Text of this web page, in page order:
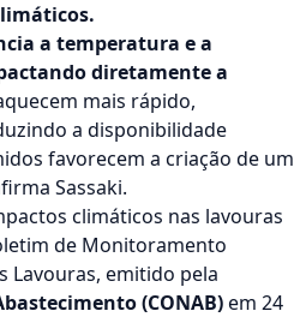
a temperatura e a
diretamente a
mais rápido,
a disponibilidade
favorecem a criação de um
Sassaki.
climáticos nas lavouras
de Monitoramento
Lavouras, emitido pela
(CONAB)em 24